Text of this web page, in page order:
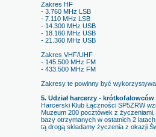
Zakres HF
- 3.760 MHz LSB
- 7.110 MHz LSB
- 14.300 MHz USB
- 18.160 MHz USB
- 21.360 MHz USB
Zakres VHF/UHF
- 145.500 MHz FM
- 433.500 MHz FM
Zakresy te powinny być
5. Udział harcerzy -
Harcerski Klub Łączności SP5ZRW
Muzeum 200 pocztówek z
bazy otrzymanych w ostatnich 2
tą drogą składamy życzenia z okazji